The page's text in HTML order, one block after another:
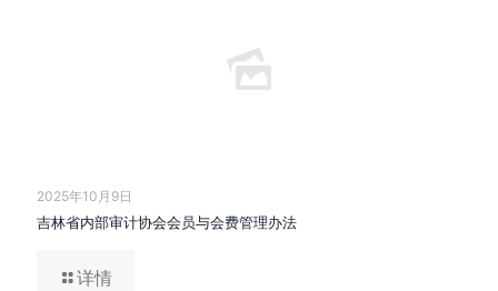
2025年10月9日
吉林省内部审计协会会员与会费管理办法
详情